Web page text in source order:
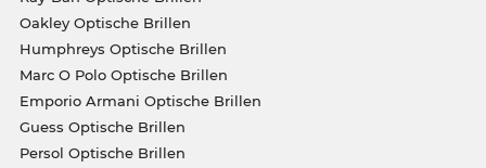
Oakley Optische Brillen
Humphreys Optische Brillen
Marc O Polo Optische Brillen
Emporio Armani Optische Brillen
Guess Optische Brillen
Persol Optische Brillen